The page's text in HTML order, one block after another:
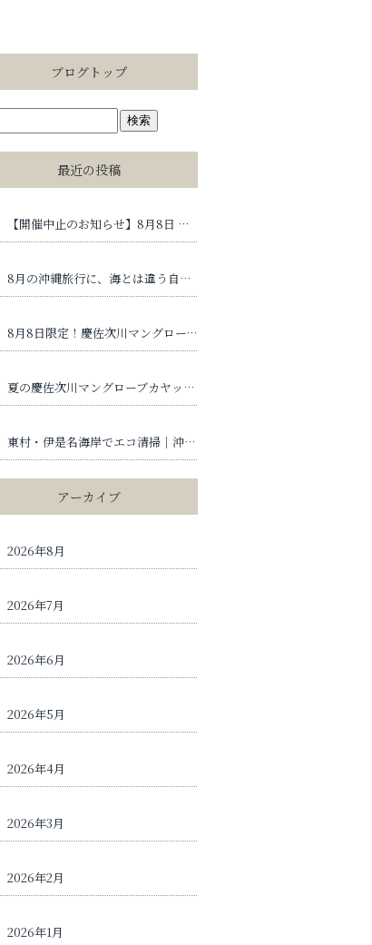
ブログトップ
最近の投稿
【開催中止のお知らせ】8月8日 ゴールドバレルじゃんけん大会について
8月の沖縄旅行に、海とは違う自然時間を。慶佐次川マングローブカヤック
8月8日限定！慶佐次川マングローブカヤックで高級パイナップル「ゴールドバレル」が当たる夏の特別企画
夏の慶佐次川マングローブカヤック服装ガイド｜沖縄旅行で安心の持ち物と日焼け対策
東村・伊是名海岸でエコ清掃｜沖縄北部の海と慶佐次川の自然を守る活動
アーカイブ
2026年8月
2026年7月
2026年6月
2026年5月
2026年4月
2026年3月
2026年2月
2026年1月